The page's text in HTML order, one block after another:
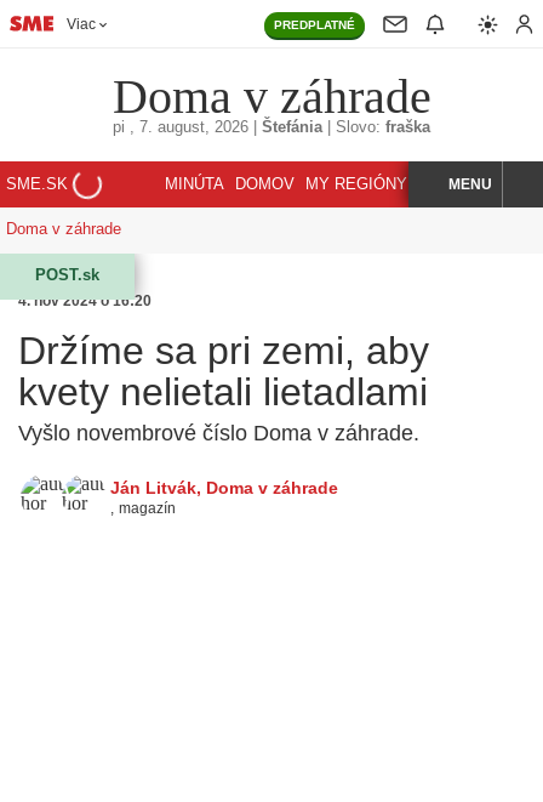
Viac PREDPLATNÉ
Doma v záhrade
pi , 7. august, 2026 Štefánia| Slovo: fraška
SME.SK MINÚTA DOMOV MY REGIÓNY KORZÁR
HĽADAJMENU
Doma v záhrade
POST.sk
4. nov 2024 o 16:20
Držíme sa pri zemi, aby
kvety nelietali lietadlami
Vyšlo novembrové číslo Doma v záhrade.
Ján Litvák, Doma v záhrade
, magazín